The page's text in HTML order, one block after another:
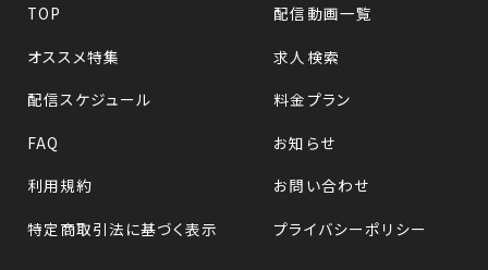
TOP
配信動画一覧
オススメ特集
求人検索
配信スケジュール
料金プラン
FAQ
お知らせ
利用規約
お問い合わせ
特定商取引法に基づく表示
プライバシーポリシー